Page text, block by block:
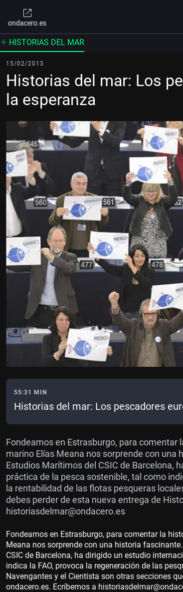
ondacero.es
HISTORIAS DEL MAR
15/02/2013
Historias del mar: Los
la esperanza
55:31 MIN
Historias del mar: Los pescadores
Fondeamos en Estrasburgo, para comentar
marino Elías Meana nos sorprende con
Estudios Marítimos del CSIC de Barcelona,
práctica de la pesca sostenible, tal como
la rentabilidad de las flotas pesqueras
debes perder de esta nueva entrega de
historiasdelmar@ondacero.es
Fondeamos en Estrasburgo, para comentar la
Meana nos sorprende con una historia
CSIC de Barcelona, ha dirigido un estudio
indica la FAO, provoca la regeneración de las
Navengantes y el Cientista son otras secciones
ondacero.es. Ecríbemos a